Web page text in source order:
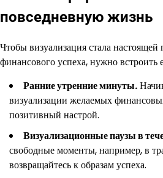
повседневную жизнь
Чтобы визуализация стала
финансового успеха, нужно встроить
Ранние утренние минуты.
визуализации желаемых
позитивный настрой.
Визуализационные паузы в
свободные моменты, например, в
возвращайтесь к образам успеха.